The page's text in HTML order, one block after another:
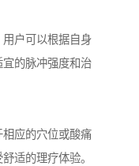
用户可以根据自身
的脉冲强度和治
应的穴位或酸痛
适的理疗体验。